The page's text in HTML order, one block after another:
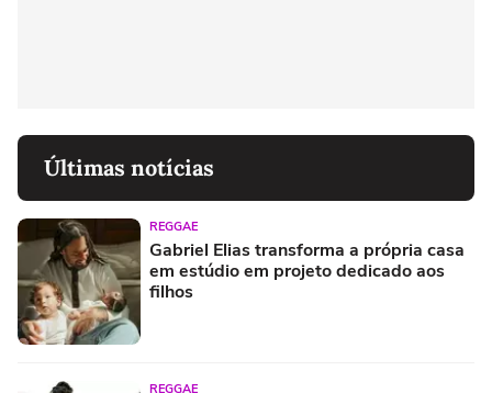
Últimas notícias
REGGAE
Gabriel Elias transforma a própria casa
em estúdio em projeto dedicado aos
filhos
REGGAE